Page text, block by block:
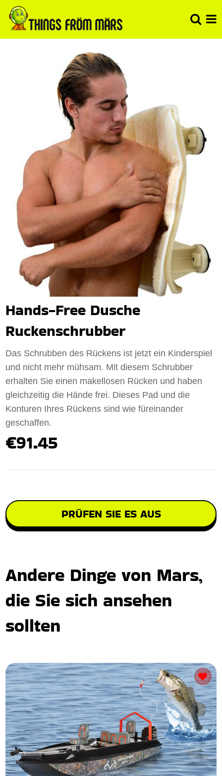
Hands-Free Dusche
Ruckenschrubber
Das Schrubben des Rückens ist jetzt ein Kinderspiel
und nicht mehr mühsam. Mit diesem Schrubber
erhalten Sie einen makellosen Rücken und haben
gleichzeitig die Hände frei. Dieses Pad und die
Konturen Ihres Rückens sind wie füreinander
geschaffen.
€91.45
PRÜFEN SIE ES AUS
Andere Dinge von Mars,
die Sie sich ansehen
sollten